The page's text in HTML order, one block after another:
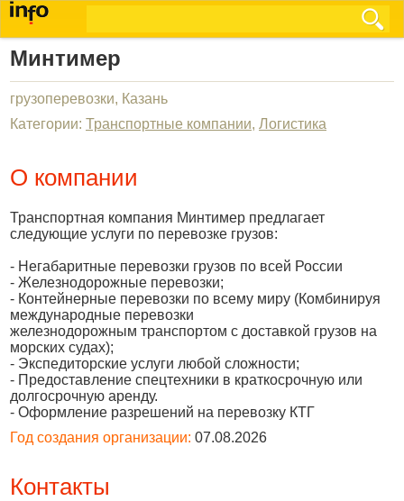
Минтимер
грузоперевозки, Казань
Категории: Транспортные компании, Логистика
О компании
Транспортная компания Минтимер предлагает
следующие услуги по перевозке грузов:
- Негабаритные перевозки грузов по всей России
- Железнодорожные перевозки;
- Контейнерные перевозки по всему миру (Комбинируя
международные перевозки
железнодорожным транспортом с доставкой грузов на
морских судах);
- Экспедиторские услуги любой сложности;
- Предоставление спецтехники в краткосрочную или
долгосрочную аренду.
- Оформление разрешений на перевозку КТГ
Год создания организации: 07.08.2026
Контакты